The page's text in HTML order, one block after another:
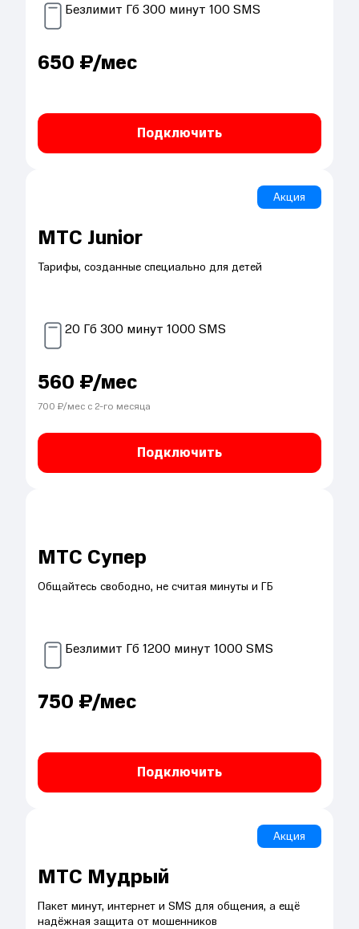
Безлимит Гб 300 минут 100SMS
650 ₽/мес
Подключить
Акция
МТС Junior
Тарифы, созданные специально для детей
20 Гб 300 минут 1000SMS
560 ₽/мес
700 ₽/мес с 2-го месяца
Подключить
МТС Супер
Общайтесь свободно, не считая минуты и ГБ
Безлимит Гб 1200 минут 1000SMS
750 ₽/мес
Подключить
Акция
МТС Мудрый
Пакет минут, интернет и SMS для общения, а ещё
надёжная защита от мошенников